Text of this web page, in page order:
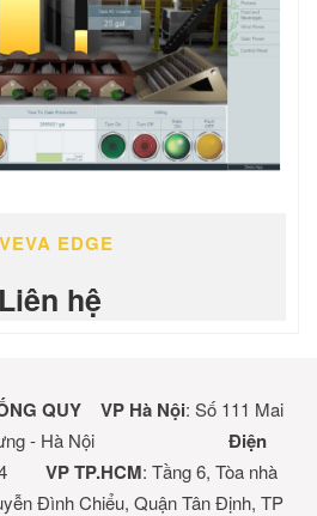
EDGE
Liên hệ
QUY VP Hà Nội: Số 111 Mai
Bà Trưng - Hà Nội Điện
VP TP.HCM: Tầng 6, Tòa nhà
Đình Chiểu, Quận Tân Định, TP